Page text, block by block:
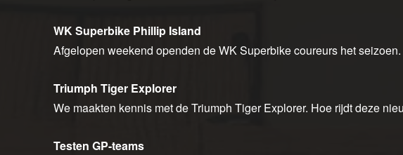
WK Superbike Phillip Island
Afgelopen weekend openden de WK Superbike coureurs het seizoen.
Triumph Tiger Explorer
We maakten kennis met de Triumph Tiger Explorer. Hoe rijdt deze
Testen GP-teams